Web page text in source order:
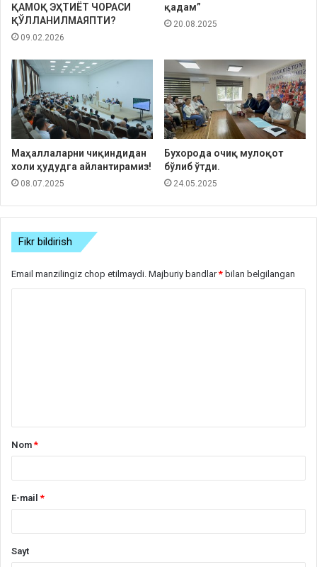
ҚАМОҚ ЭҲТИЁТ ЧОРАСИ
ҚЎЛЛАНИЛМАЯПТИ?
09.02.2026
қадам”
20.08.2025
Маҳаллаларни чиқиндидан
холи ҳудудга айлантирамиз!
08.07.2025
Бухорода очиқ мулоқот
бўлиб ўтди.
24.05.2025
Fikr bildirish
Email manzilingiz chop etilmaydi. Majburiy bandlar* bilan belgilangan
Nom*
E-mail*
Sayt